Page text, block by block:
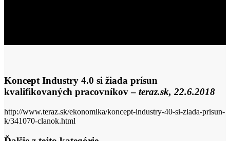
Koncept Industry 4.0 si žiada prísun
kvalifikovaných pracovníkov – teraz.sk, 22.6.2018
http://www.teraz.sk/ekonomika/koncept-industry-40-si-ziada-prisun-
k/341070-clanok.html